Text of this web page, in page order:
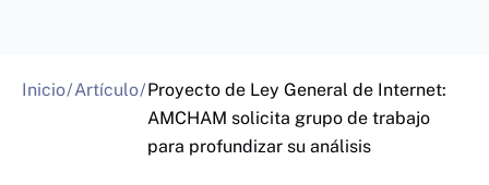
Inicio/Artículo/Proyecto de Ley General de Internet:
AMCHAM solicita grupo de trabajo
para profundizar su análisis